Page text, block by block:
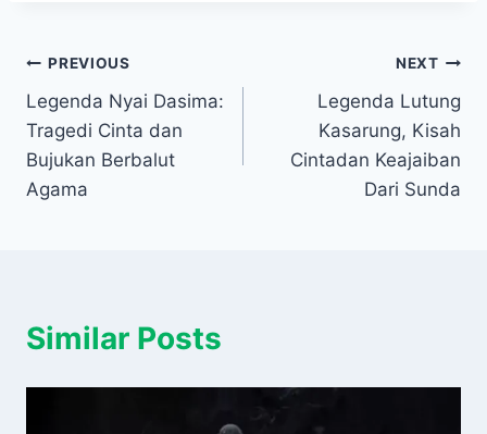
Navigasi
pos
PREVIOUS
Legenda Nyai Dasima:
Tragedi Cinta dan
Bujukan Berbalut
Agama
NEXT
Legenda Lutung
Kasarung, Kisah
Cintadan Keajaiban
Dari Sunda
Similar Posts